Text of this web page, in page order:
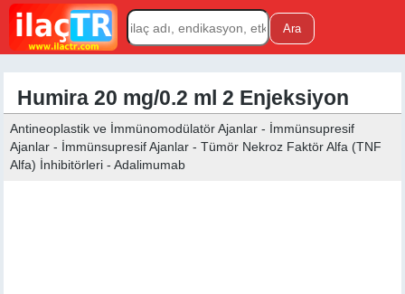
Humira 20 mg/0.2 ml 2 Enjeksiyon
Antineoplastik ve İmmünomodülatör Ajanlar - İmmünsupresif
Ajanlar - İmmünsupresif Ajanlar - Tümör Nekroz Faktör Alfa (TNF
Alfa) İnhibitörleri - Adalimumab